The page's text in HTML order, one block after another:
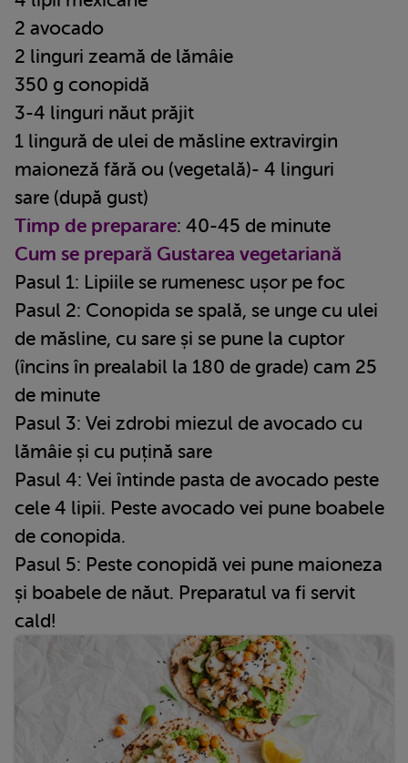
2 avocado
2 linguri zeamă de lămâie
350 g conopidă
3-4 linguri năut prăjit
1 lingură de ulei de măsline extravirgin
maioneză fără ou (vegetală)- 4 linguri
sare (după gust)
Timp de preparare: 40-45 de minute
Cum se prepară Gustarea vegetariană
Pasul 1: Lipiile se rumenesc ușor pe foc
Pasul 2: Conopida se spală, se unge cu ulei
de măsline, cu sare și se pune la cuptor
(încins în prealabil la 180 de grade) cam 25
de minute
Pasul 3: Vei zdrobi miezul de avocado cu
lămâie și cu puțină sare
Pasul 4: Vei întinde pasta de avocado peste
cele 4 lipii. Peste avocado vei pune boabele
de conopida.
Pasul 5: Peste conopidă vei pune maioneza
și boabele de năut. Preparatul va fi servit
cald!